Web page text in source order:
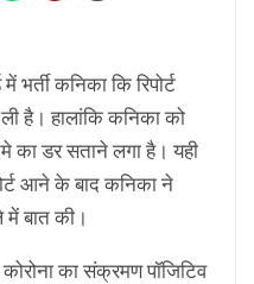
भर्ती कनिका कि रिपोर्ट
है। हालांकि कनिका को
का डर सताने लगा है। यही
आने के बाद कनिका ने
बात की।
का संक्रमण पॉजिटिव